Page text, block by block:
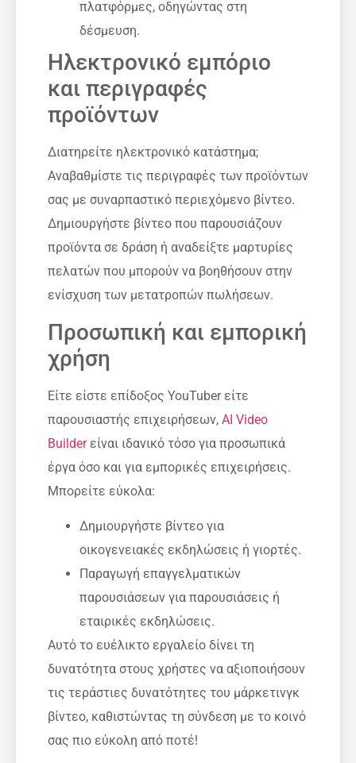
πλατφόρμες, οδηγώντας στη
δέσμευση.
Ηλεκτρονικό εμπόριο
και περιγραφές
προϊόντων
Διατηρείτε ηλεκτρονικό κατάστημα;
Αναβαθμίστε τις περιγραφές των προϊόντων
σας με συναρπαστικό περιεχόμενο βίντεο.
Δημιουργήστε βίντεο που παρουσιάζουν
προϊόντα σε δράση ή αναδείξτε μαρτυρίες
πελατών που μπορούν να βοηθήσουν στην
ενίσχυση των μετατροπών πωλήσεων.
Προσωπική και εμπορική
χρήση
Είτε είστε επίδοξος YouTuber είτε
παρουσιαστής επιχειρήσεων, AI Video
Builderείναι ιδανικό τόσο για προσωπικά
έργα όσο και για εμπορικές επιχειρήσεις.
Μπορείτε εύκολα:
Δημιουργήστε βίντεο για
οικογενειακές εκδηλώσεις ή γιορτές.
Παραγωγή επαγγελματικών
παρουσιάσεων για παρουσιάσεις ή
εταιρικές εκδηλώσεις.
Αυτό το ευέλικτο εργαλείο δίνει τη
δυνατότητα στους χρήστες να αξιοποιήσουν
τις τεράστιες δυνατότητες του μάρκετινγκ
βίντεο, καθιστώντας τη σύνδεση με το κοινό
σας πιο εύκολη από ποτέ!